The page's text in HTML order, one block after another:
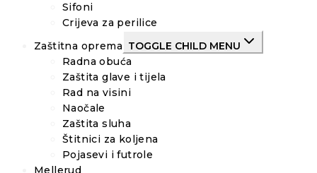
Sifoni
Crijeva za perilice
Zaštitna oprema TOGGLE CHILD MENU
Radna obuća
Zaštita glave i tijela
Rad na visini
Naočale
Zaštita sluha
Štitnici za koljena
Pojasevi i futrole
Mellerud